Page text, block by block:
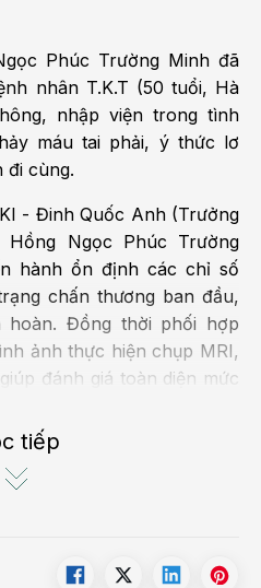
Phúc Trường Minh đã
nhân T.K.T (50 tuổi, Hà
nhập viện trong tình
máu tai phải, ý thức lơ
đi cùng.
- Đinh Quốc Anh (Trưởng
Ngọc Phúc Trường
hành ổn định các chỉ số
chấn thương ban đầu,
hoàn. Đồng thời phối hợp
ảnh thực hiện chụp MRI,
đánh giá toàn diện mức
xương đỉnh trái, kèm yếu
sọ não.
tiếp